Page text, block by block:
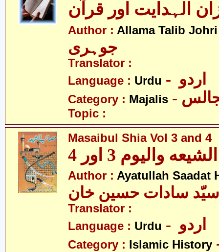
Author : Allama Talib Johri
جوہری
Translator :
Language : Urdu
Category : Majalis
Topic :
Masaibul Shia Vol 3 and 4
والیوم 3 اور 4
Author : Ayatullah Saadat
سیّد سادات حسین خان
Translator :
Language : Urdu
Category : Islamic History